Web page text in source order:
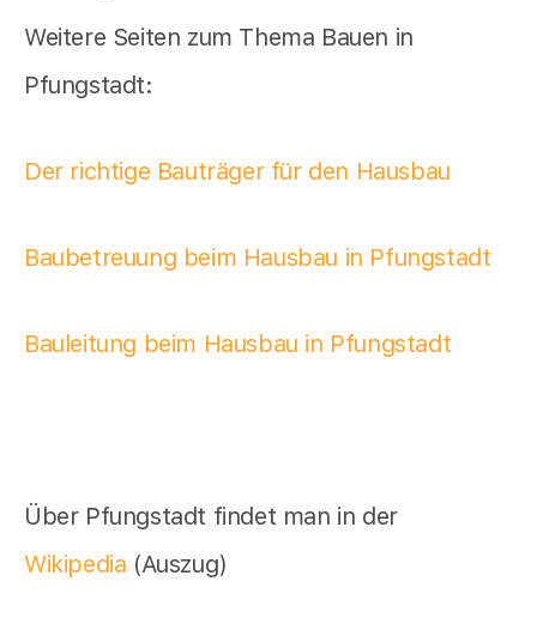
Weitere Seiten zum Thema Bauen in
Pfungstadt:
Der richtige Bauträger für den Hausbau
Baubetreuung beim Hausbau in Pfungstadt
Bauleitung beim Hausbau in Pfungstadt
Über Pfungstadt findet man in der
Wikipedia (Auszug)